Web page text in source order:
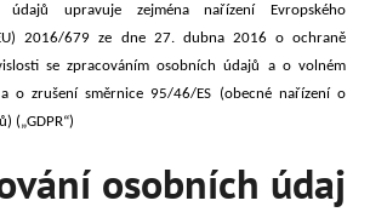
údajů upravuje zejména nařízení Evropského
2016/679 ze dne 27. dubna 2016 o ochraně
se zpracováním osobních údajů a o volném
o zrušení směrnice 95/46/ES (obecné nařízení o
(„GDPR“)
osobních údaj